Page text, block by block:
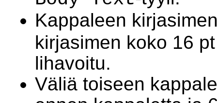
Kappaleen
kirjasimen koko 16
lihavoitu.
Väliä toiseen